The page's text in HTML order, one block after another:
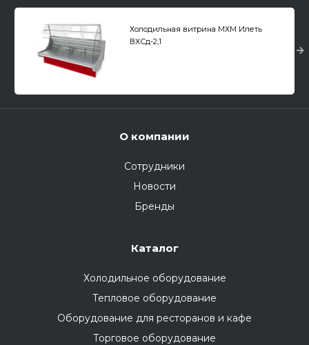
Холодильная витрина МХМ Илеть
ВХСд-2,1
О компании
Сотрудники
Новости
Бренды
Каталог
Холодильное оборудование
Тепловое оборудование
Оборудование для ресторанов и кафе
Торговое оборудование